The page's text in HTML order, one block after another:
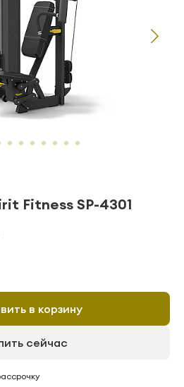
Fitness SP-4301
в корзину
сейчас